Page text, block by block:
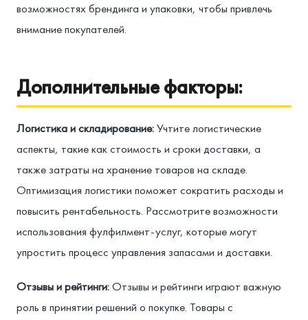
возможностях брендинга и упаковки, чтобы привлечь
внимание покупателей.
Дополнительные факторы:
Логистика и складирование:Учтите логистические
аспекты, такие как стоимость и сроки доставки, а
также затраты на хранение товаров на складе.
Оптимизация логистики поможет сократить расходы и
повысить рентабельность. Рассмотрите возможности
использования фулфилмент-услуг, которые могут
упростить процесс управления запасами и доставки.
Отзывы и рейтинги:Отзывы и рейтинги играют важную
роль в принятии решений о покупке. Товары с